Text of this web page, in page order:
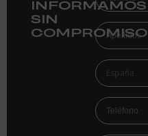
INFORMAMOS
SIN
COMPROMISO